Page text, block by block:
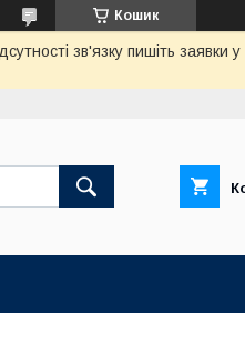
Кошик
зв'язку пишіть заявки